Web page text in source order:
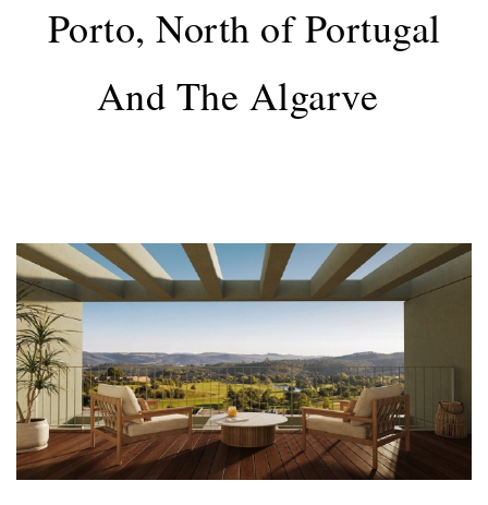
Porto, North of Portugal
And The Algarve